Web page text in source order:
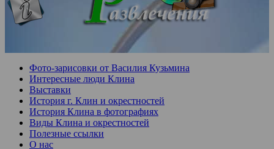
Фото-зарисовки от Василия Кузьмина
Интересные люди Клина
Выставки
История г. Клин и окрестностей
История Клина в фотографиях
Виды Клина и окрестностей
Полезные ссылки
О нас